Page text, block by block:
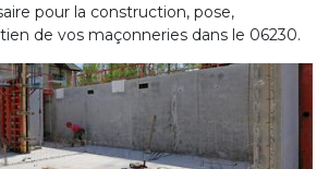
pour la construction, pose,
de vos maçonneries dans le 06230.